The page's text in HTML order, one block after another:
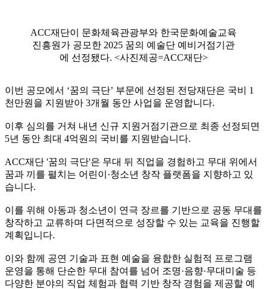
ACC재단이 문화체육관광부와 한국문화예술교육
진흥원가 공모한 2025 꿈의 예술단 예비거점기관
에 선정됐다. <사진제공=ACC재단>
이번 공모에서 ‘꿈의 극단’ 부문에 선정된 전당재단은 국비 1
천만원을 지원받아 3개월 동안 사업을 운영합니다.
이후 심의를 거쳐 내년 신규 지원거점기관으로 최종 선정되면
5년 동안 최대 4억원의 국비를 지원받습니다.
ACC재단 '꿈의 극단'은 무대 뒤 직업을 경험하고 무대 위에서
꿈과 끼를 펼치는 어린이·청소년 창작 플랫폼을 지향하고 있
습니다.
이를 위해 아동과 청소년이 연극 장르를 기반으로 공동 무대를
창작하고 교류하며 다면적으로 성장할 수 있는 교육을 진행할
계획입니다.
이와 함께 공연 기술과 표현 예술을 융합한 실험적 프로그램
운영을 통해 단순한 무대 참여를 넘어 조명·음향·무대미술 등
다양한 분야의 직업 체험과 협력 기반 창작 경험을 제공할 예